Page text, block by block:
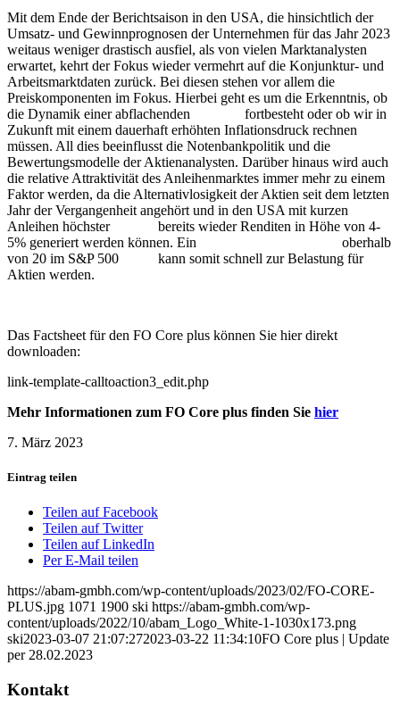
Mit dem Ende der Berichtsaison in den USA, die hinsichtlich der
Umsatz- und Gewinnprognosen der Unternehmen für das Jahr 2023
weitaus weniger drastisch ausfiel, als von vielen Marktanalysten
erwartet, kehrt der Fokus wieder vermehrt auf die Konjunktur- und
Arbeitsmarktdaten zurück. Bei diesen stehen vor allem die
Preiskomponenten im Fokus. Hierbei geht es um die Erkenntnis, ob
die Dynamik einer abflachenden
fortbesteht oder ob wir in
Zukunft mit einem dauerhaft erhöhten Inflationsdruck rechnen
müssen. All dies beeinflusst die Notenbankpolitik und die
Bewertungsmodelle der Aktienanalysten. Darüber hinaus wird auch
die relative Attraktivität des Anleihenmarktes immer mehr zu einem
Faktor werden, da die Alternativlosigkeit der Aktien seit dem letzten
Jahr der Vergangenheit angehört und in den USA mit kurzen
Anleihen höchster
bereits wieder Renditen in Höhe von 4-
5% generiert werden können. Ein
oberhalb
von 20 im S&P 500
kann somit schnell zur Belastung für
Aktien werden.
Das Factsheet für den FO Core plus können Sie hier direkt
downloaden:
link-template-calltoaction3_edit.php
Mehr Informationen zum FO Core plus finden Sie hier
7. März 2023
Eintrag teilen
Teilen auf Facebook
Teilen auf Twitter
Teilen auf LinkedIn
Per E-Mail teilen
https://abam-gmbh.com/wp-content/uploads/2023/02/FO-CORE-
PLUS.jpg 1071 1900 ski https://abam-gmbh.com/wp-
content/uploads/2022/10/abam_Logo_White-1-1030x173.png
ski2023-03-07 21:07:272023-03-22 11:34:10FO Core plus | Update
per 28.02.2023
Kontakt